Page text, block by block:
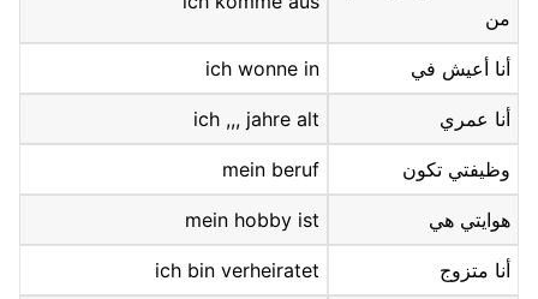
من
أنا أعيش في ich wonne in
أنا عمري ich ,,, jahre alt
وظيفتي تكون mein beruf
هوايتي هي mein hobby ist
أنا متزوج ich bin verheiratet